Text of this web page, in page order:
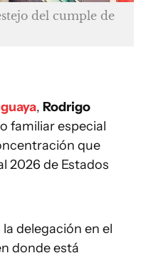
del cumple de
, Rodrigo
familiar especial
que
2026 de Estados
delegación en el
donde está